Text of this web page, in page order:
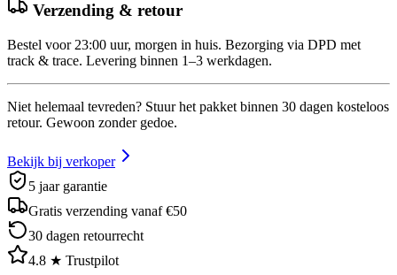
Verzending & retour
Bestel voor 23:00 uur, morgen in huis. Bezorging via DPD met
track & trace. Levering binnen 1–3 werkdagen.
Niet helemaal tevreden? Stuur het pakket binnen 30 dagen kosteloos
retour. Gewoon zonder gedoe.
Bekijk bij verkoper
5 jaar garantie
Gratis verzending vanaf €50
30 dagen retourrecht
4.8 ★ Trustpilot